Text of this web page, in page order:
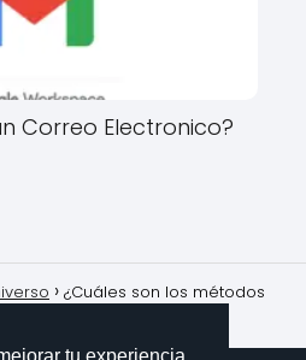
Correo Electronico?
¿Cuáles son los métodos